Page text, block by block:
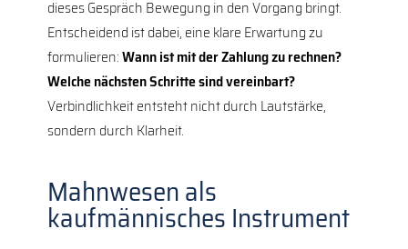
dieses Gespräch Bewegung in den Vorgang bringt.
Entscheidend ist dabei, eine klare Erwartung zu
formulieren:Wann ist mit der Zahlung zu rechnen?
Welche nächsten Schritte sind vereinbart?
Verbindlichkeit entsteht nicht durch Lautstärke,
sondern durch Klarheit.
Mahnwesen als
kaufmännisches Instrument